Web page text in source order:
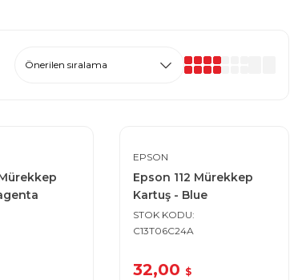
EPSON
Epson 112 Mürekkep
Kartuş - Blue
STOK KODU
C13T06C24A
32,00 $